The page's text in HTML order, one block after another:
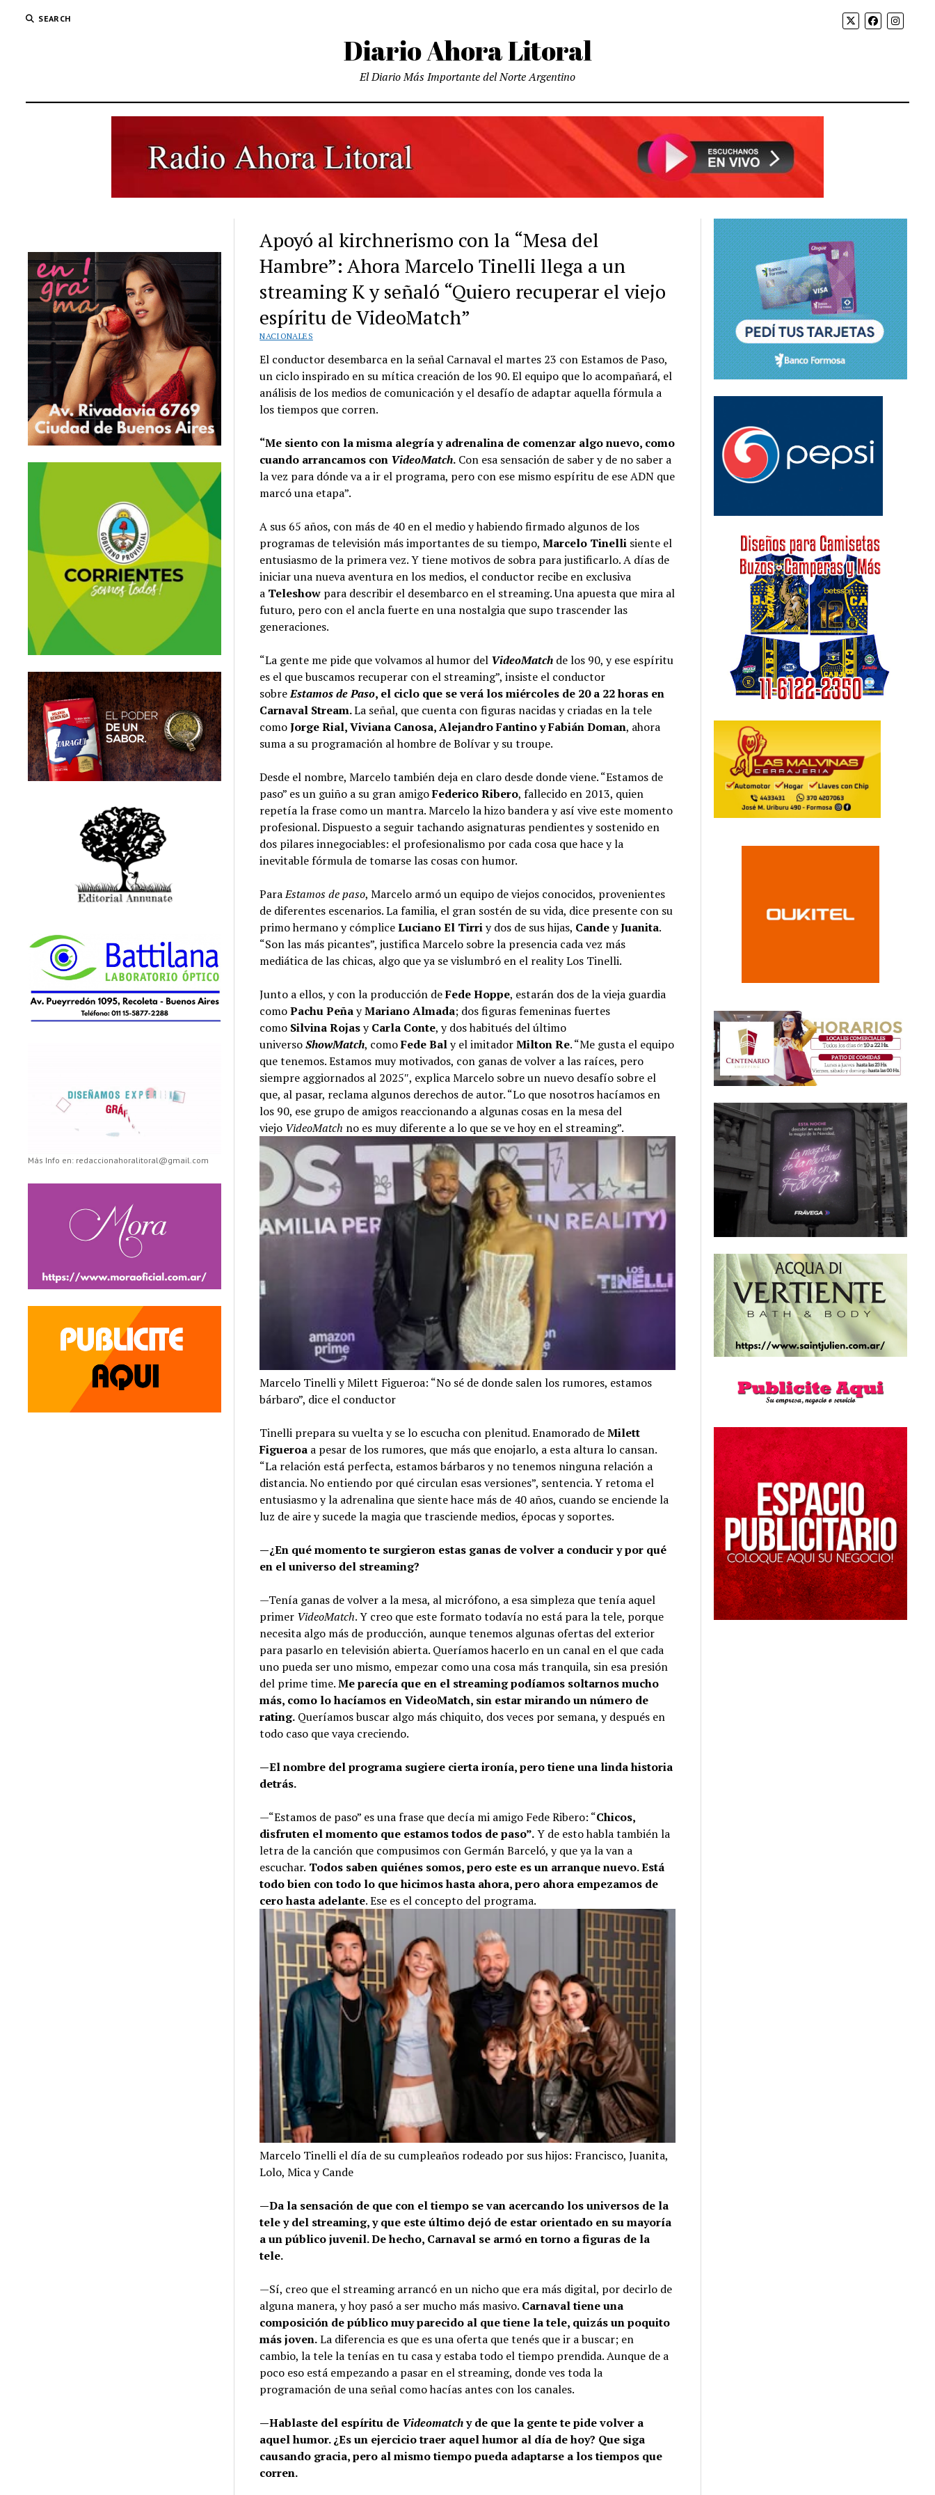
SEARCH
Diario Ahora Litoral
El Diario Más Importante del Norte Argentino
Más Info en: redaccionahoralitoral@gmail.com
Apoyó al kirchnerismo con la “Mesa del
Hambre”: Ahora Marcelo Tinelli llega a un
streaming K y señaló “Quiero recuperar el viejo
espíritu de VideoMatch”
NACIONALES
El conductor desembarca en la señal Carnaval el martes 23 con Estamos de Paso,
un ciclo inspirado en su mítica creación de los 90. El equipo que lo acompañará, el
análisis de los medios de comunicación y el desafío de adaptar aquella fórmula a
los tiempos que corren.
“Me siento con la misma alegría y adrenalina de comenzar algo nuevo, como
cuando arrancamos con VideoMatch. Con esa sensación de saber y de no saber a
la vez para dónde va a ir el programa, pero con ese mismo espíritu de ese ADN que
marcó una etapa”.
A sus 65 años, con más de 40 en el medio y habiendo firmado algunos de los
programas de televisión más importantes de su tiempo,Marcelo Tinelli siente el
entusiasmo de la primera vez. Y tiene motivos de sobra para justificarlo. A días de
iniciar una nueva aventura en los medios, el conductor recibe en exclusiva
a Teleshow para describir el desembarco en el streaming. Una apuesta que mira al
futuro, pero con el ancla fuerte en una nostalgia que supo trascender las
generaciones.
“La gente me pide que volvamos al humor del VideoMatch de los 90, y ese espíritu
es el que buscamos recuperar con el streaming”, insiste el conductor
sobreEstamos de Paso, el ciclo que se verá los miércoles de 20 a 22 horas en
Carnaval Stream.La señal, que cuenta con figuras nacidas y criadas en la tele
comoJorge Rial, Viviana Canosa, Alejandro Fantino y Fabián Doman, ahora
suma a su programación al hombre de Bolívar y su troupe.
Desde el nombre, Marcelo también deja en claro desde donde viene. “Estamos de
paso” es un guiño a su gran amigoFederico Ribero, fallecido en 2013, quien
repetía la frase como un mantra. Marcelo la hizo bandera y así vive este momento
profesional. Dispuesto a seguir tachando asignaturas pendientes y sostenido en
dos pilares innegociables: el profesionalismo por cada cosa que hace y la
inevitable fórmula de tomarse las cosas con humor.
ParaEstamos de paso, Marcelo armó un equipo de viejos conocidos, provenientes
de diferentes escenarios. La familia, el gran sostén de su vida, dice presente con su
primo hermano y cómpliceLuciano El Tirriy dos de sus hijas, CandeyJuanita.
“Son las más picantes”, justifica Marcelo sobre la presencia cada vez más
mediática de las chicas, algo que ya se vislumbró en el reality Los Tinelli.
Junto a ellos, y con la producción deFede Hoppe, estarán dos de la vieja guardia
comoPachu PeñayMariano Almada; dos figuras femeninas fuertes
como Silvina RojasyCarla Conte, y dos habitués del último
universoShowMatch, comoFede Baly el imitadorMilton Re. “Me gusta el equipo
que tenemos. Estamos muy motivados, con ganas de volver a las raíces, pero
siempre aggiornados al 2025″, explica Marcelo sobre un nuevo desafío sobre el
que, al pasar, reclama algunos derechos de autor. “Lo que nosotros hacíamos en
los 90, ese grupo de amigos reaccionando a algunas cosas en la mesa del
viejo VideoMatch no es muy diferente a lo que se ve hoy en el streaming”.
Marcelo Tinelli y Milett Figueroa: “No sé de donde salen los rumores, estamos
bárbaro”, dice el conductor
Tinelli prepara su vuelta y se lo escucha con plenitud. Enamorado deMilett
Figueroa a pesar de los rumores, que más que enojarlo, a esta altura lo cansan.
“La relación está perfecta, estamos bárbaros y no tenemos ninguna relación a
distancia. No entiendo por qué circulan esas versiones”, sentencia. Y retoma el
entusiasmo y la adrenalina que siente hace más de 40 años, cuando se enciende la
luz de aire y sucede la magia que trasciende medios, épocas y soportes.
—¿En qué momento te surgieron estas ganas de volver a conducir y por qué
en el universo del streaming?
—Tenía ganas de volver a la mesa, al micrófono, a esa simpleza que tenía aquel
primer VideoMatch. Y creo que este formato todavía no está para la tele, porque
necesita algo más de producción, aunque tenemos algunas ofertas del exterior
para pasarlo en televisión abierta. Queríamos hacerlo en un canal en el que cada
uno pueda ser uno mismo, empezar como una cosa más tranquila, sin esa presión
del prime time.Me parecía que en el streaming podíamos soltarnos mucho
más, como lo hacíamos en VideoMatch, sin estar mirando un número de
rating. Queríamos buscar algo más chiquito, dos veces por semana, y después en
todo caso que vaya creciendo.
—El nombre del programa sugiere cierta ironía, pero tiene una linda historia
detrás.
—“Estamos de paso” es una frase que decía mi amigo Fede Ribero: “Chicos,
disfruten el momento que estamos todos de paso”.Y de esto habla también la
letra de la canción que compusimos con Germán Barceló, y que ya la van a
escuchar. Todos saben quiénes somos, pero este es un arranque nuevo. Está
todo bien con todo lo que hicimos hasta ahora, pero ahora empezamos de
cero hasta adelante. Ese es el concepto del programa.
Marcelo Tinelli el día de su cumpleaños rodeado por sus hijos: Francisco, Juanita,
Lolo, Mica y Cande
—Da la sensación de que con el tiempo se van acercando los universos de la
tele y del streaming, y que este último dejó de estar orientado en su mayoría
a un público juvenil. De hecho, Carnaval se armó en torno a figuras de la
tele.
—Sí, creo que el streaming arrancó en un nicho que era más digital, por decirlo de
alguna manera, y hoy pasó a ser mucho más masivo. Carnaval tiene una
composición de público muy parecido al que tiene la tele, quizás un poquito
más joven.La diferencia es que es una oferta que tenés que ir a buscar; en
cambio, la tele la tenías en tu casa y estaba todo el tiempo prendida. Aunque de a
poco eso está empezando a pasar en el streaming, donde ves toda la
programación de una señal como hacías antes con los canales.
—Hablaste del espíritu de Videomatchy de que la gente te pide volver a
aquel humor. ¿Es un ejercicio traer aquel humor al día de hoy? Que siga
causando gracia, pero al mismo tiempo pueda adaptarse a los tiempos que
corren.